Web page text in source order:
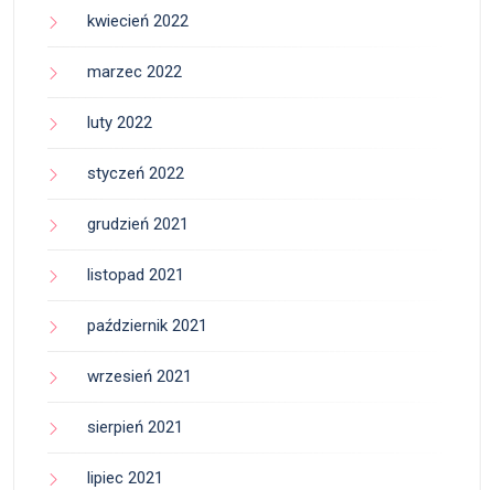
kwiecień 2022
marzec 2022
luty 2022
styczeń 2022
grudzień 2021
listopad 2021
październik 2021
wrzesień 2021
sierpień 2021
lipiec 2021